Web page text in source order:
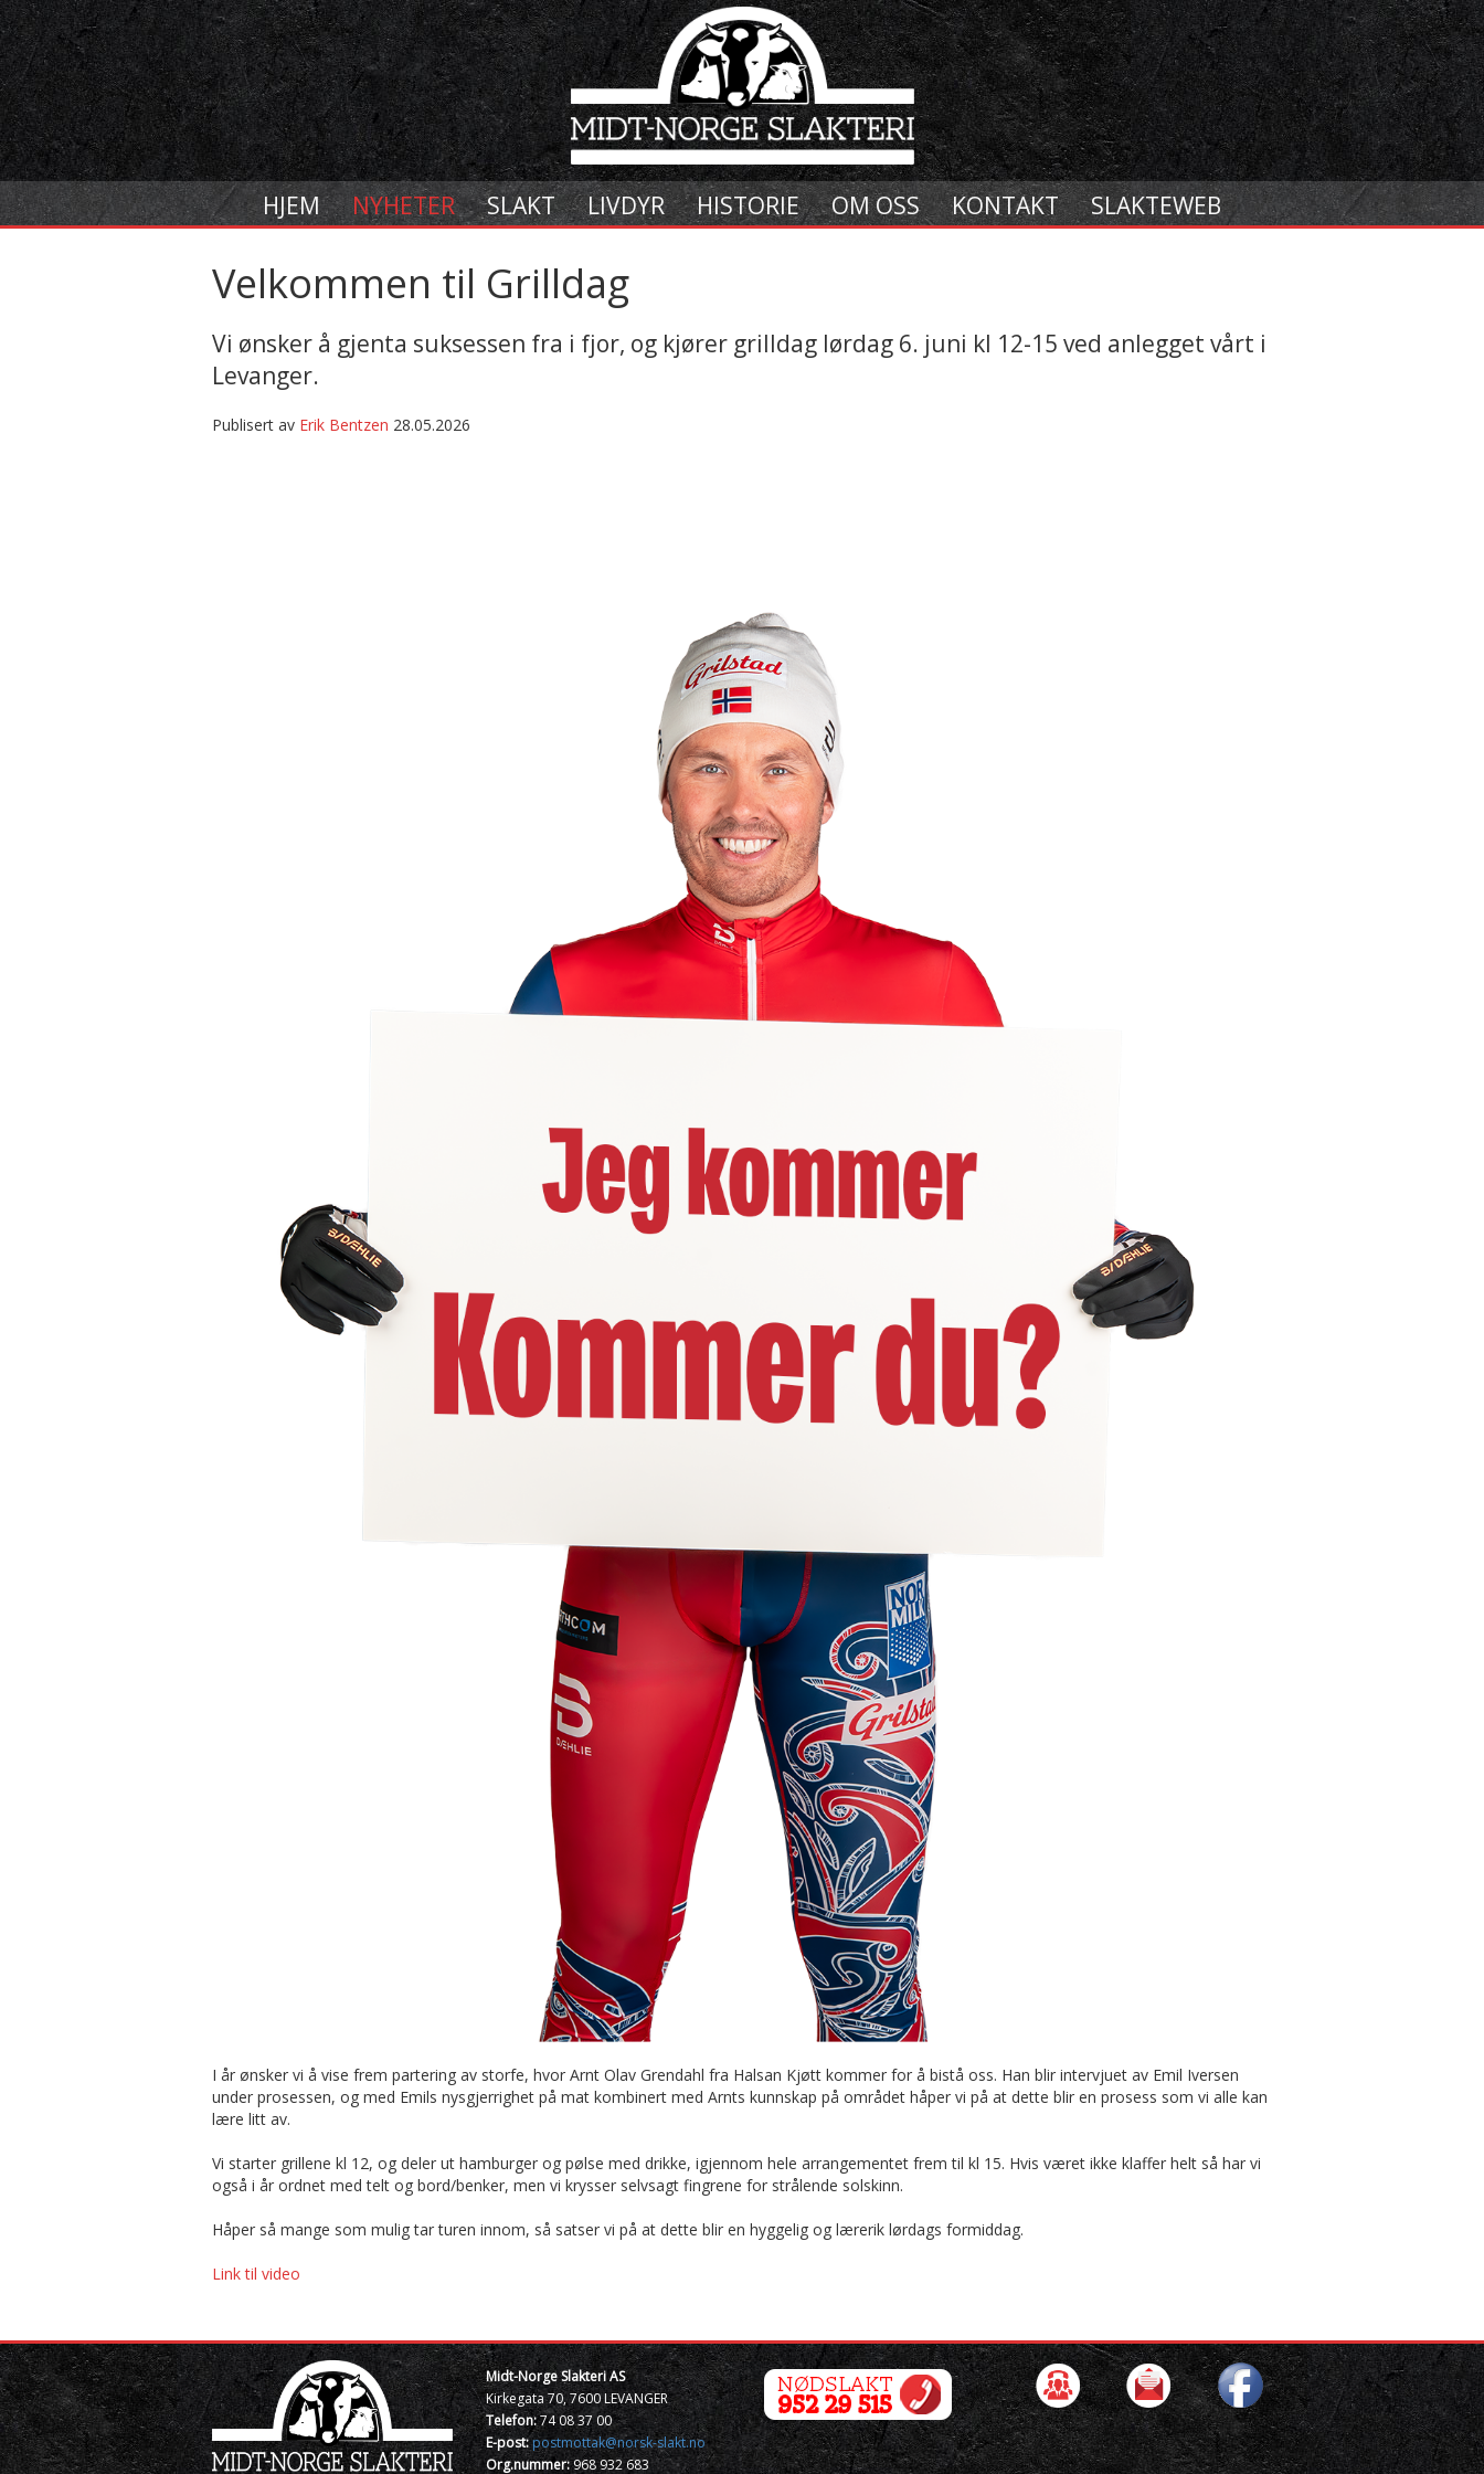
HJEM NYHETER SLAKT LIVDYR HISTORIE OM OSS KONTAKT SLAKTEWEB
Velkommen til Grilldag
Vi ønsker å gjenta suksessen fra i fjor, og kjører grilldag lørdag 6. juni kl 12-15 ved anlegget vårt i
Levanger.
Publisert av Erik Bentzen 28.05.2026
I år ønsker vi å vise frem partering av storfe, hvor Arnt Olav Grendahl fra Halsan Kjøtt kommer for å bistå oss. Han blir intervjuet av Emil Iversen
under prosessen, og med Emils nysgjerrighet på mat kombinert med Arnts kunnskap på området håper vi på at dette blir en prosess som vi alle kan
lære litt av.
Vi starter grillene kl 12, og deler ut hamburger og pølse med drikke, igjennom hele arrangementet frem til kl 15. Hvis været ikke klaffer helt så har vi
også i år ordnet med telt og bord/benker, men vi krysser selvsagt fingrene for strålende solskinn.
Håper så mange som mulig tar turen innom, så satser vi på at dette blir en hyggelig og lærerik lørdags formiddag.
Link til video
Midt-Norge Slakteri AS
Kirkegata 70, 7600 LEVANGER
Telefon:74 08 37 00
E-post:postmottak@norsk-slakt.no
Org.nummer:968 932 683